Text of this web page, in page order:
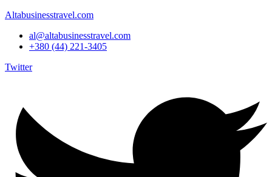
Altabusinesstravel.com
al@altabusinesstravel.com
+380 (44) 221-3405
Twitter